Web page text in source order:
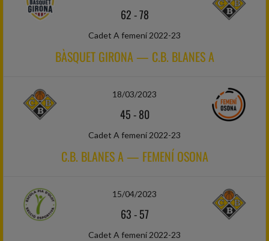
62-78
Cadet A femení 2022-23
BÀSQUET GIRONA — C.B. BLANES A
18/03/2023
45-80
Cadet A femení 2022-23
C.B. BLANES A — FEMENÍ OSONA
15/04/2023
63-57
Cadet A femení 2022-23